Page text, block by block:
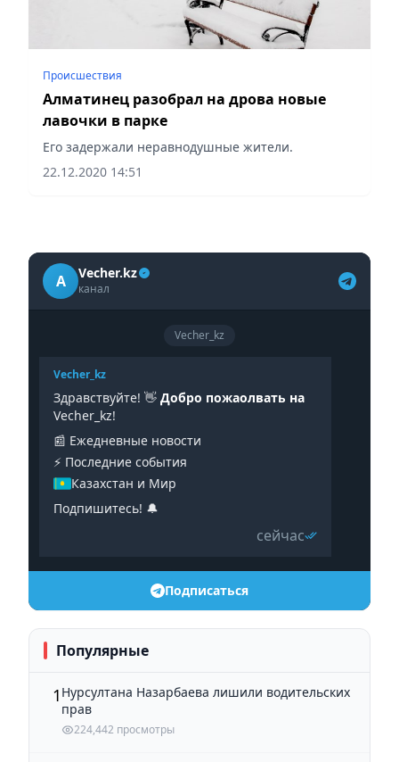
Происшествия
Алматинец разобрал на дрова новые
лавочки в парке
Его задержали неравнодушные жители.
22.12.2020 14:51
A Vecher.kz
канал
Vecher_kz
Vecher_kz
Здравствуйте! 👋 Добро пожаолвать на
Vecher_kz!
📰 Ежедневные новости
⚡️ Последние события
Казахстан и Мир
Подпишитесь! 🔔
сейчас
Подписаться
Популярные
1 Нурсултана Назарбаева лишили водительских
прав
224,442 просмотры